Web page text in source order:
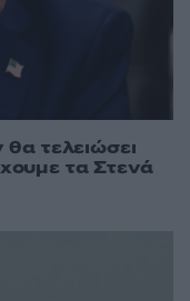
τελειώσει
τα Στενά